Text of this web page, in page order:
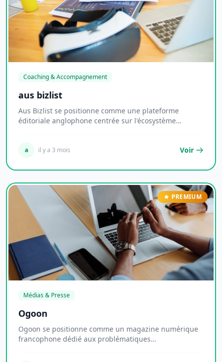
Coaching & Accompagnement
aus bizlist
Aus Bizlist se positionne comme une plateforme
éditoriale anglophone centrée sur l'écosystème
a il y a 3 mois Voir
PREMIUM
Médias & Presse
Ogoon
Ogoon se positionne comme un magazine numérique
francophone dédié aux problématiques